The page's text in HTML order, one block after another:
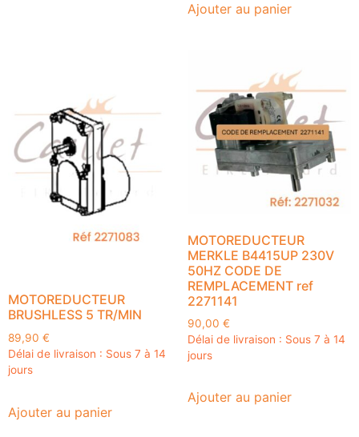
Ajouter au panier
MOTOREDUCTEUR
BRUSHLESS 5 TR/MIN
89,90 €
Délai de livraison : Sous 7 à 14
jours
Ajouter au panier
MOTOREDUCTEUR
MERKLE B4415UP 230V
50HZ CODE DE
REMPLACEMENT ref
2271141
90,00 €
Délai de livraison : Sous 7 à 14
jours
Ajouter au panier